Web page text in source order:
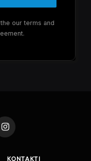
our terms and
Instagram
KONTAKTI